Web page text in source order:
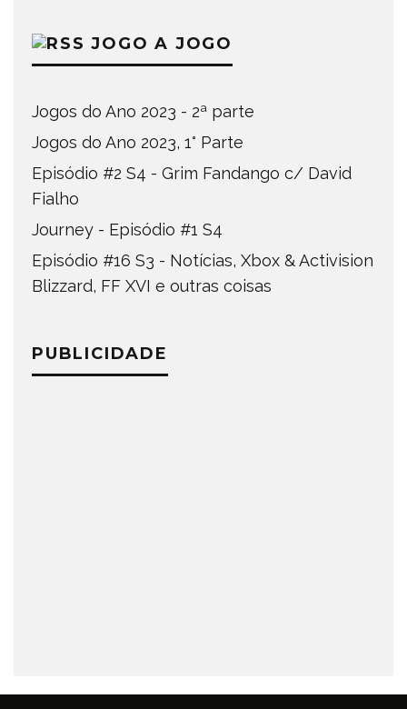
JOGO A JOGO
Jogos do Ano 2023 - 2ª parte
Jogos do Ano 2023, 1° Parte
Episódio #2 S4 - Grim Fandango c/ David
Fialho
Journey - Episódio #1 S4
Episódio #16 S3 - Notícias, Xbox & Activision
Blizzard, FF XVI e outras coisas
PUBLICIDADE